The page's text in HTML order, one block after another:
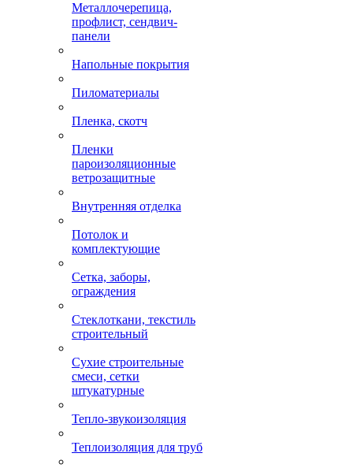
Металлочерепица,
профлист, сендвич-
панели
Напольные покрытия
Пиломатериалы
Пленка, скотч
Пленки
пароизоляционные
ветрозащитные
Внутренняя отделка
Потолок и
комплектующие
Сетка, заборы,
ограждения
Стеклоткани, текстиль
строительный
Сухие строительные
смеси, сетки
штукатурные
Тепло-звукоизоляция
Теплоизоляция для труб